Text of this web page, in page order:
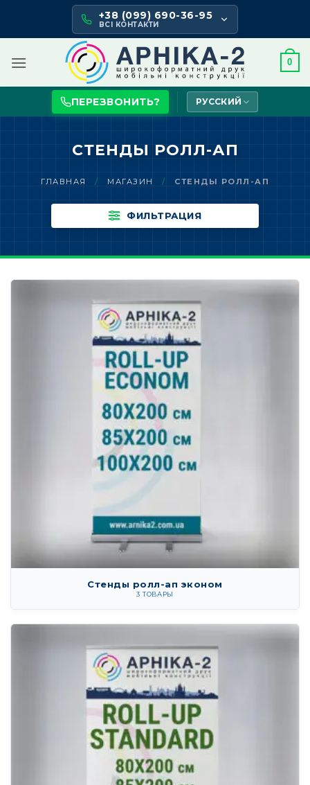
content
+38 (099) 690-36-95
ВСІ КОНТАКТИ
0
ПЕРЕЗВОНИТЬ? РУССКИЙ
СТЕНДЫ РОЛЛ-АП
ГЛАВНАЯ / МАГАЗИН / СТЕНДЫ РОЛЛ-АП
ФИЛЬТРАЦИЯ
Стенды ролл-ап эконом
3 ТОВАРЫ